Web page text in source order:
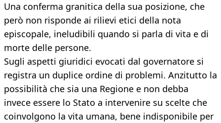
Una conferma granitica della sua posizione, che
però non risponde ai rilievi etici della nota
episcopale, ineludibili quando si parla di vita e di
morte delle persone.
Sugli aspetti giuridici evocati dal governatore si
registra un duplice ordine di problemi. Anzitutto la
possibilità che sia una Regione e non debba
invece essere lo Stato a intervenire su scelte che
coinvolgono la vita umana, bene indisponibile per